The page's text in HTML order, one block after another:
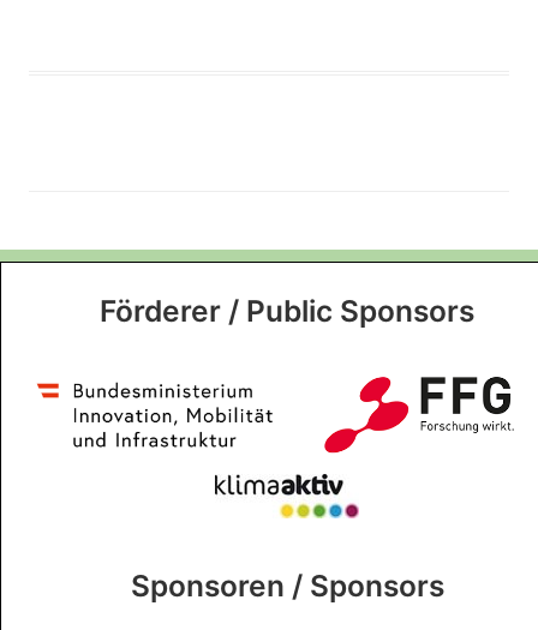
Förderer / Public Sponsors
Sponsoren / Sponsors